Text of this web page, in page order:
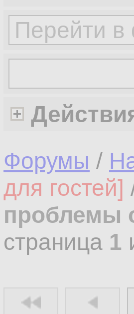
Форумы /
для гостей]
проблемы
страница 1